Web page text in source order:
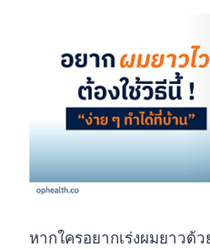
หากใครอยากเร่งผมยาวด้